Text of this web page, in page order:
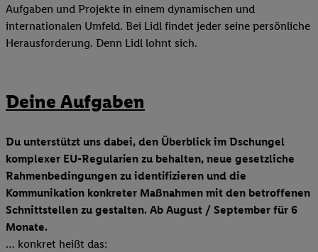
Aufgaben und Projekte in einem dynamischen und
internationalen Umfeld. Bei Lidl findet jeder seine persönliche
Herausforderung. Denn Lidl lohnt sich.
Deine Aufgaben
Du unterstützt uns dabei, den Überblick im Dschungel
komplexer EU-Regularien zu behalten, neue gesetzliche
Rahmenbedingungen zu identifizieren und die
Kommunikation konkreter Maßnahmen mit den betroffenen
Schnittstellen zu gestalten. Ab August / September für 6
Monate.
… konkret heißt das: